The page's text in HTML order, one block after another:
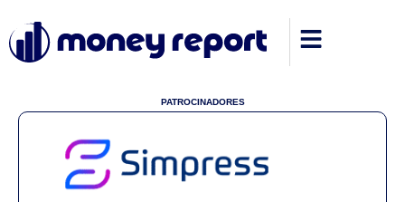
PATROCINADORES